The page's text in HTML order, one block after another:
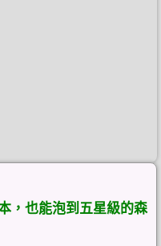
，也能泡到五星級的森